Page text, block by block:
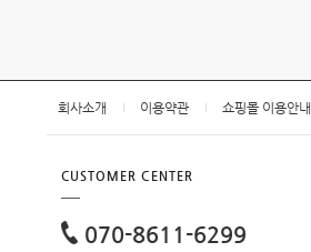
회사소개 이용약관 쇼핑몰 이용안내
CUSTOMER CENTER
070-8611-6299